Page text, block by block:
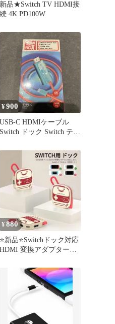
新品★Switch TV HDMI接
続 4K PD100W
¥900
USB-C HDMIケーブル
Switch ドック Switch テレ
¥880
⭐新品⭐Switchドック対応
HDMI 変換アダプター